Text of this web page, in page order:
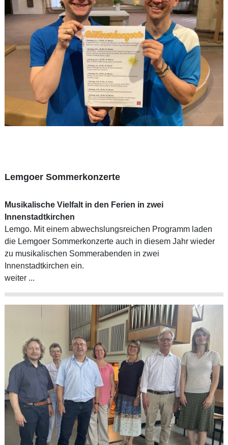
Lemgoer Sommerkonzerte
Musikalische Vielfalt in den Ferien in zwei
Innenstadtkirchen
Lemgo. Mit einem abwechslungsreichen Programm laden
die Lemgoer Sommerkonzerte auch in diesem Jahr wieder
zu musikalischen Sommerabenden in zwei
Innenstadtkirchen ein.
weiter ...